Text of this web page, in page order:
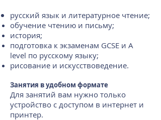
русский язык и литературное чтение;
обучение чтению и письму;
история;
подготовка к экзаменам GCSE и A
level по русскому языку;
рисование и искусствоведение.
Занятия в удобном формате
Для занятий вам нужно только
устройство с доступом в интернет и
принтер.